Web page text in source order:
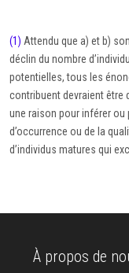
(1) Attendu que a) et b)
déclin du nombre
potentielles, tous les
contribuent devraient être
une raison pour inférer ou
d’occurrence ou de la
d’individus matures qui
À propos de